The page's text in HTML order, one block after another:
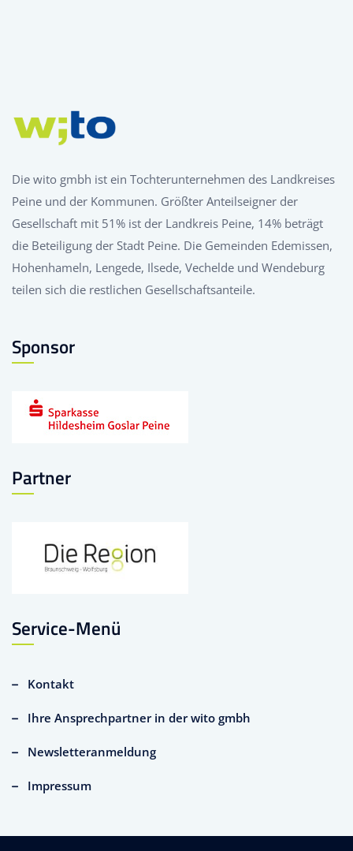
Die wito gmbh ist ein Tochterunternehmen des Landkreises
Peine und der Kommunen. Größter Anteilseigner der
Gesellschaft mit 51% ist der Landkreis Peine, 14% beträgt
die Beteiligung der Stadt Peine. Die Gemeinden Edemissen,
Hohenhameln, Lengede, Ilsede, Vechelde und Wendeburg
teilen sich die restlichen Gesellschaftsanteile.
Sponsor
Partner
Service-Menü
Kontakt
Ihre Ansprechpartner in der wito gmbh
Newsletteranmeldung
Impressum